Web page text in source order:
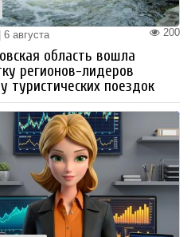
200
августа
область вошла
регионов-лидеров
туристических поездок